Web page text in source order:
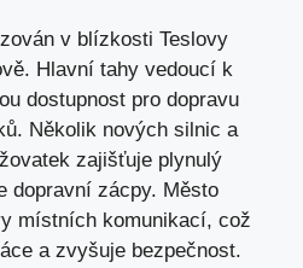
v blízkosti Teslovy
Hlavní tahy vedoucí k
dostupnost pro dopravu
Několik nových silnic a
zajišťuje plynulý
dopravní zácpy. Město
místních komunikací, což
a zvyšuje bezpečnost.